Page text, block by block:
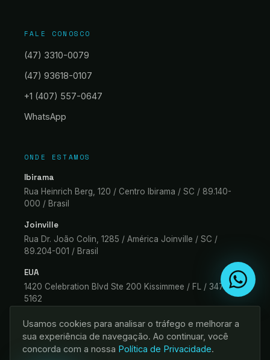
FALE CONOSCO
(47) 3310-0079
(47) 93618-0107
+1 (407) 557-0647
WhatsApp
ONDE ESTAMOS
Ibirama
Rua Heinrich Berg, 120 / Centro Ibirama / SC / 89.140-
000 / Brasil
Joinville
Rua Dr. João Colin, 1285 / América Joinville / SC /
89.204-001 / Brasil
EUA
1420 Celebration Blvd Ste 200 Kissimmee / FL / 34747-
5162
Usamos cookies para analisar o tráfego e melhorar a
sua experiência de navegação. Ao continuar, você
concorda com a nossa Política de Privacidade.